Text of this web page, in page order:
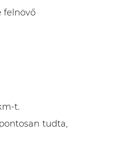
felnövő
t.
tudta,